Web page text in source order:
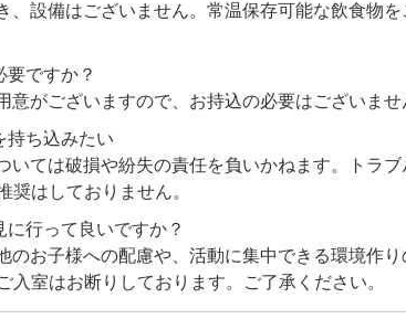
、設備はございません。常温保存可能な飲食物を
要ですか？
意がございますので、お持込の必要はございませ
持ち込みたい
いては破損や紛失の責任を負いかねます。トラブ
奨はしておりません。
行って良いですか？
のお子様への配慮や、活動に集中できる環境作り
入室はお断りしております。ご了承ください。